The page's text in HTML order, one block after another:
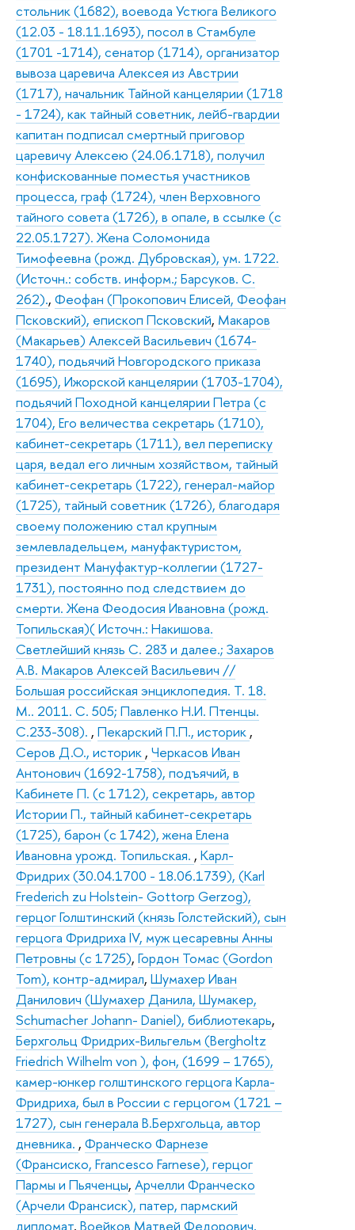
стольник (1682), воевода Устюга Великого
(12.03 - 18.11.1693), посол в Стамбуле
(1701 -1714), сенатор (1714), организатор
вывоза царевича Алексея из Австрии
(1717), начальник Тайной канцелярии (1718
- 1724), как тайный советник, лейб-гвардии
капитан подписал смертный приговор
царевичу Алексею (24.06.1718), получил
конфискованные поместья участников
процесса, граф (1724), член Верховного
тайного совета (1726), в опале, в ссылке (с
22.05.1727). Жена Соломонида
Тимофеевна (рожд. Дубровская), ум. 1722.
(Источн.: собств. информ.; Барсуков. С.
262)., Феофан (Прокопович Елисей, Феофан
Псковский), епископ Псковский, Макаров
(Макарьев) Алексей Васильевич (1674-
1740), подьячий Новгородского приказа
(1695), Ижорской канцелярии (1703-1704),
подьячий Походной канцелярии Петра (с
1704), Его величества секретарь (1710),
кабинет-секретарь (1711), вел переписку
царя, ведал его личным хозяйством, тайный
кабинет-секретарь (1722), генерал-майор
(1725), тайный советник (1726), благодаря
своему положению стал крупным
землевладельцем, мануфактуристом,
президент Мануфактур-коллегии (1727-
1731), постоянно под следствием до
смерти. Жена Феодосия Ивановна (рожд.
Топильская)( Источн.: Накишова.
Светлейший князь С. 283 и далее.; Захаров
А.В. Макаров Алексей Васильевич //
Большая российская энциклопедия. Т. 18.
М.. 2011. С. 505; Павленко Н.И. Птенцы.
С.233-308). , Пекарский П.П., историк ,
Серов Д.О., историк , Черкасов Иван
Антонович (1692-1758), подъячий, в
Кабинете П. (с 1712), секретарь, автор
Истории П., тайный кабинет-секретарь
(1725), барон (с 1742), жена Елена
Ивановна урожд. Топильская. , Карл-
Фридрих (30.04.1700 - 18.06.1739), (Karl
Frederich zu Holstein- Gottorp Gerzog),
герцог Голштинский (князь Голстейский), сын
герцога Фридриха IV, муж цесаревны Анны
Петровны (с 1725), Гордон Томас (Gordon
Tom), контр-адмирал, Шумахер Иван
Данилович (Шумахер Данила, Шумакер,
Schumacher Johann- Daniel), библиотекарь,
Берхгольц Фридрих-Вильгельм (Bergholtz
Friedrich Wilhelm von ), фон, (1699 – 1765),
камер-юнкер голштинского герцога Карла-
Фридриха, был в России с герцогом (1721 –
1727), сын генерала В.Берхгольца, автор
дневника. , Франческо Фарнезе
(Франсиско, Francesco Farnese), герцог
Пармы и Пьяченцы, Арчелли Франческо
(Арчели Франсиск), патер, пармский
дипломат, Воейков Матвей Федорович,